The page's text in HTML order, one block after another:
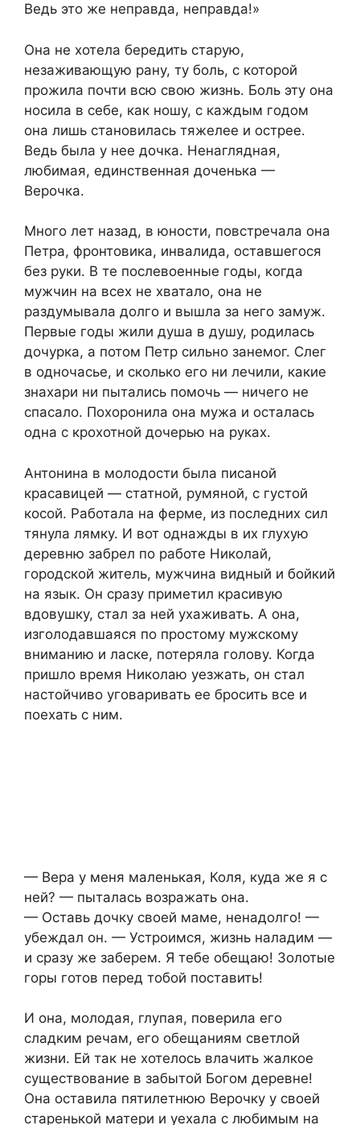
Ведь это же неправда, неправда!»
Она не хотела бередить старую,
незаживающую рану, ту боль, с которой
прожила почти всю свою жизнь. Боль эту она
носила в себе, как ношу, с каждым годом
она лишь становилась тяжелее и острее.
Ведь была у нее дочка. Ненаглядная,
любимая, единственная доченька —
Верочка.
Много лет назад, в юности, повстречала она
Петра, фронтовика, инвалида, оставшегося
без руки. В те послевоенные годы, когда
мужчин на всех не хватало, она не
раздумывала долго и вышла за него замуж.
Первые годы жили душа в душу, родилась
дочурка, а потом Петр сильно занемог. Слег
в одночасье, и сколько его ни лечили, какие
знахари ни пытались помочь — ничего не
спасало. Похоронила она мужа и осталась
одна с крохотной дочерью на руках.
Антонина в молодости была писаной
красавицей — статной, румяной, с густой
косой. Работала на ферме, из последних сил
тянула лямку. И вот однажды в их глухую
деревню забрел по работе Николай,
городской житель, мужчина видный и бойкий
на язык. Он сразу приметил красивую
вдовушку, стал за ней ухаживать. А она,
изголодавшаяся по простому мужскому
вниманию и ласке, потеряла голову. Когда
пришло время Николаю уезжать, он стал
настойчиво уговаривать ее бросить все и
поехать с ним.
— Вера у меня маленькая, Коля, куда же я с
ней? — пыталась возражать она.
— Оставь дочку своей маме, ненадолго! —
убеждал он. — Устроимся, жизнь наладим —
и сразу же заберем. Я тебе обещаю! Золотые
горы готов перед тобой поставить!
И она, молодая, глупая, поверила его
сладким речам, его обещаниям светлой
жизни. Ей так не хотелось влачить жалкое
существование в забытой Богом деревне!
Она оставила пятилетнюю Верочку у своей
старенькой матери и уехала с любимым на